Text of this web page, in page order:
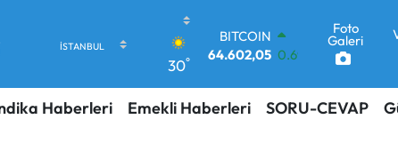
30°
DOLAR
47,5986 0.06
55,0700 0.1
STERLİN
Foto
Galeri
Haberleri Emekli Haberleri SORU-CEVAP